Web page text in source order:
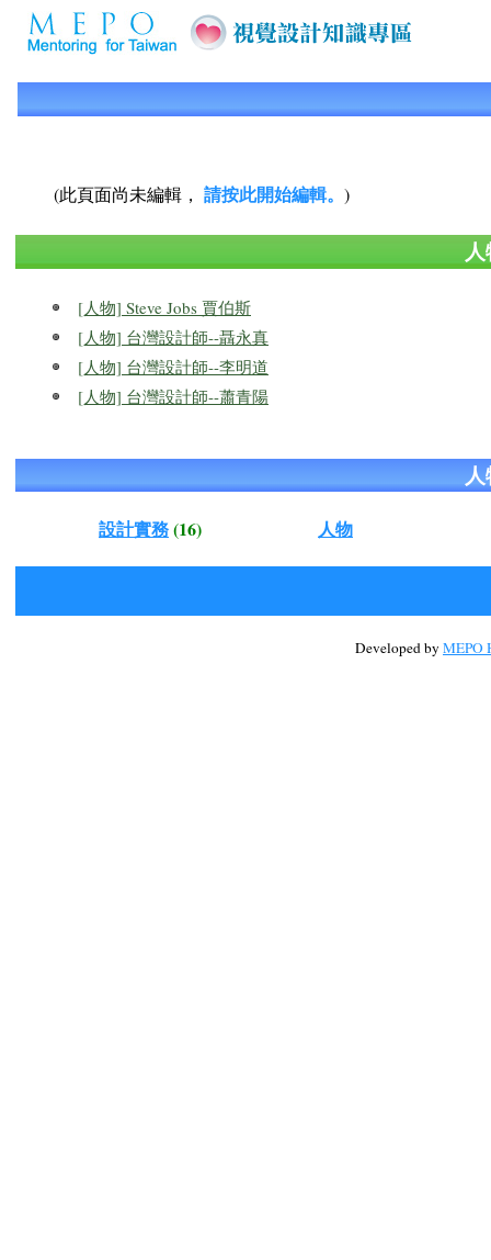
(此頁面尚未編輯， 請按此開始編輯。 )
[人物] Steve Jobs 賈伯斯
[人物] 台灣設計師--聶永真
[人物] 台灣設計師--李明道
[人物] 台灣設計師--蕭青陽
設計實務(16) 人物
Developed by MEPO